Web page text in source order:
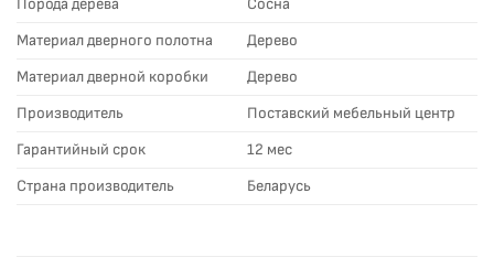
Материал дверного полотна
Дерево
Материал дверной коробки
Дерево
Производитель
Поставский мебельный центр
Гарантийный срок
12 мес
Страна производитель
Беларусь